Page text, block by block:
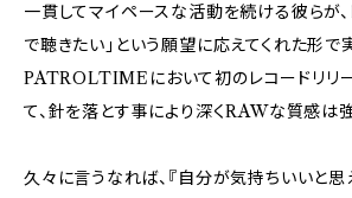
一貫してマイペースな活動を続ける彼らが、
で聴きたい」という願望に応えてくれた形で
PATROLTIMEにおいて初のレコードリリ
て、針を落とす事により深くRAWな質感は
久々に言うなれば、『自分が気持ちいいと思